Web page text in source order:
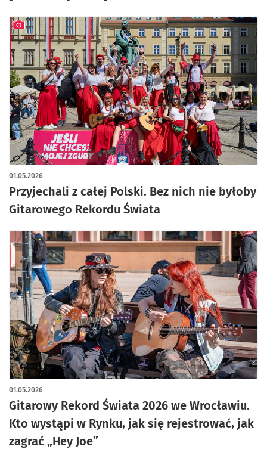
Przyjechali z całej Polski. Bez nich nie byłoby
Gitarowego Rekordu Świata
01.05.2026
artykuł z galerią zdjęć
Gitarowy Rekord Świata 2026 we Wrocławiu.
Kto wystąpi w Rynku, jak się rejestrować, jak
zagrać „Hey Joe”
01.05.2026